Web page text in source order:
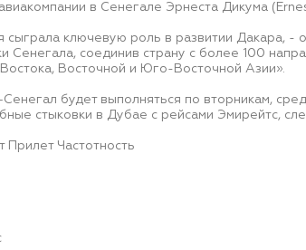
в Сенегале Эрнеста Дикума
сыграла ключевую роль в развитии Дакара,
Сенегала, соединив страну с более 100
Восточной и Юго-Восточной Азии».
будет выполняться по вторникам,
стыковки в Дубае с рейсами Эмирейтс,
Частотность